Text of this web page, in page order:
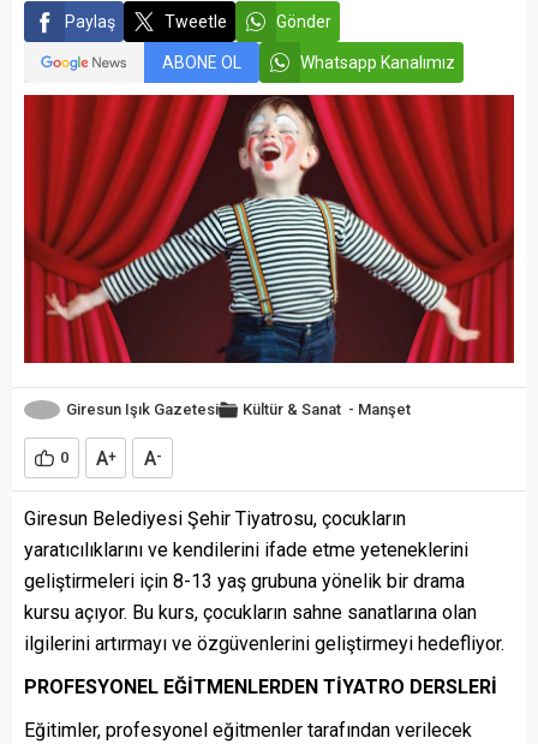
Paylaş Tweetle Gönder
ABONE OL Whatsapp Kanalımız
Giresun Işık Gazetesi Kültür & Sanat - Manşet
0 A+ A-
Giresun Belediyesi Şehir Tiyatrosu, çocukların
yaratıcılıklarını ve kendilerini ifade etme yeteneklerini
geliştirmeleri için 8-13 yaş grubuna yönelik bir drama
kursu açıyor. Bu kurs, çocukların sahne sanatlarına olan
ilgilerini artırmayı ve özgüvenlerini geliştirmeyi hedefliyor.
PROFESYONEL EĞİTMENLERDEN TİYATRO DERSLERİ
Eğitimler, profesyonel eğitmenler tarafından verilecek